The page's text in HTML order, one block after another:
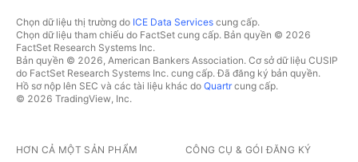
Chọn dữ liệu thị trường do ICE Data Services cung cấp.
Chọn dữ liệu tham chiếu do FactSet cung cấp. Bản quyền © 2026
FactSet Research Systems Inc.
Bản quyền © 2026, American Bankers Association. Cơ sở dữ liệu CUSIP
do FactSet Research Systems Inc. cung cấp. Đã đăng ký bản quyền.
Hồ sơ nộp lên SEC và các tài liệu khác do Quartrcung cấp.
© 2026 TradingView, Inc.
HƠN CẢ MỘT SẢN PHẨM CÔNG CỤ & GÓI ĐĂNG KÝ